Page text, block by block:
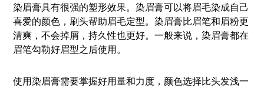
染眉膏具有很强的塑形效果。染眉膏可以将眉毛染成自己
喜爱的颜色，刷头帮助眉毛定型。染眉膏比眉笔和眉粉更
清爽，不会掉屑，持久性也更好。一般来说，染眉膏都在
眉笔勾勒好眉型之后使用。
使用染眉膏需要掌握好用量和力度，颜色选择比头发浅一